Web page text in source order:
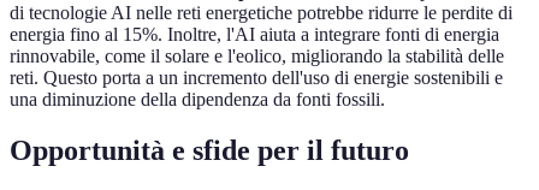
di tecnologie AI nelle reti energetiche potrebbe ridurre le perdite di
energia fino al 15%. Inoltre, l'AI aiuta a integrare fonti di energia
rinnovabile, come il solare e l'eolico, migliorando la stabilità delle
reti. Questo porta a un incremento dell'uso di energie sostenibili e
una diminuzione della dipendenza da fonti fossili.
Opportunità e sfide per il futuro